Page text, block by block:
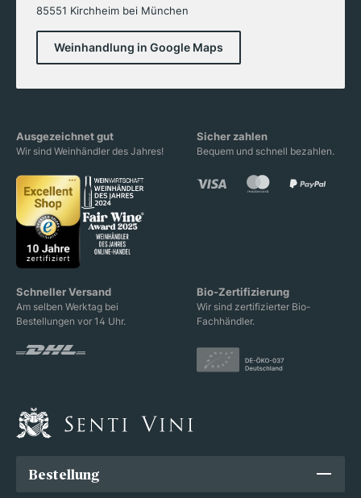
85551 Kirchheim bei München
Weinhandlung in Google Maps
Ausgezeichnet gut
Wir sind Weinhändler des Jahres!
Sicher zahlen
Bequem und schnell bezahlen.
Schneller Versand
Am selben Werktag bei
Bestellungen vor 14 Uhr.
Bio-Zertifizierung
Wir sind zertifizierter Bio-
Fachhändler.
Bestellung